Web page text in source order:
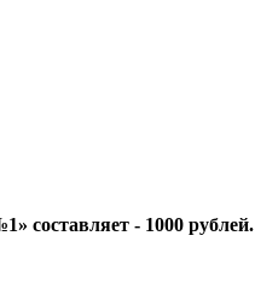
составляет - 1000 рублей.